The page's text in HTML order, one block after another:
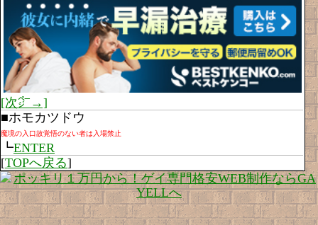
[次㌻→]
■ホモカツドウ
魔境の入口故覚悟のない者は入場禁止
┗ENTER
[TOPへ戻る]